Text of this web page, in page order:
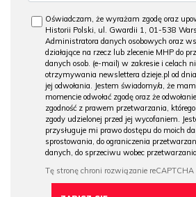
Oświadczam, że wyrażam zgodę oraz
Historii Polski, ul. Gwardii 1, 01-538
Administratora danych osobowych oraz
działające na rzecz lub zlecenie MHP do
danych osob. (e-mail) w zakresie i celach
otrzymywania newslettera dzieje.pl od
jej odwołania. Jestem świadomy/a, że
momencie odwołać zgodę oraz że
zgodność z prawem przetwarzania,
zgody udzielonej przed jej wycofaniem.
przysługuje mi prawo dostępu do moich
sprostowania, do ograniczenia
danych, do sprzeciwu wobec przetwarzania.